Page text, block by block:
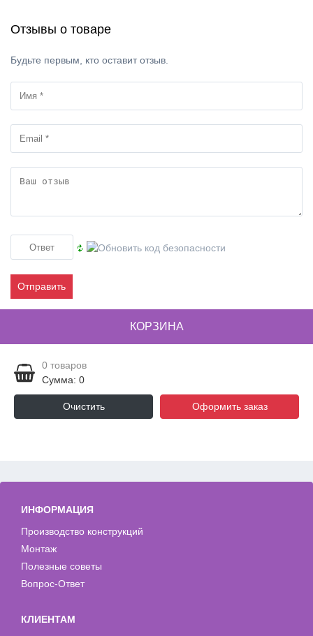
Отзывы о товаре
Будьте первым, кто оставит отзыв.
Отправить
КОРЗИНА
0 товаров
Сумма: 0
Очистить Оформить заказ
ИНФОРМАЦИЯ
Производство конструкций
Монтаж
Полезные советы
Вопрос-Ответ
КЛИЕНТАМ